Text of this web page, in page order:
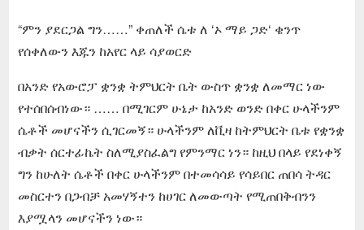
“ምን ያደርጋል ግን……” ቀጠለች ሴቱ ለ ‘ኦ ማይ ጋድ‘ ቄንጥ
የሰቀለውን እጁን ከአየር ላይ ሳያወርድ
በአንድ የአውሮፓ ቋንቋ ትምህርት ቤት ውስጥ ቋንቋ ለመማር ነው
የተሰበሰብነው። …… በሚገርም ሁኔታ ከአንድ ወንድ በቀር ሁላችንም
ሴቶች መሆናችን ሲገርመኝ። ሁላችንም ለቪዛ ከትምህርት ቤቱ የቋንቋ
ብቃት ሰርተፊኬት ስለሚያስፈልግ የምንማር ነን። ከዚህ በላይ የደነቀኝ
ግን ከሁለት ሴቶች በቀር ሁላችንም በተመሳሳይ የሳይበር ጠበሳ ትዳር
መስርተን በጋብቻ አመሃኝተን ከሀገር ለመውጣት የሚጠበቅብንን
እያሟላን መሆናችን ነው።